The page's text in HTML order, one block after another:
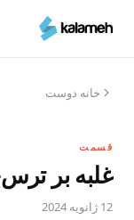
محتوای
خانه دوست
قسمت
غلبه بر
12 ژانویه 2024